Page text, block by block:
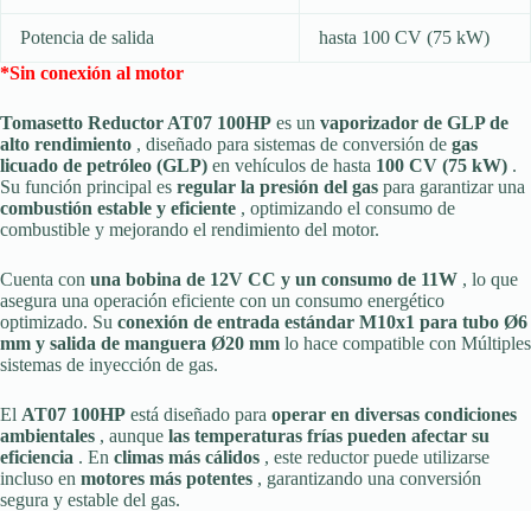
Potencia de salida
hasta 100 CV (75 kW)
*Sin conexión al motor
Tomasetto Reductor AT07 100HP es un vaporizador de GLP de
alto rendimiento , diseñado para sistemas de conversión de gas
licuado de petróleo (GLP) en vehículos de hasta 100 CV (75 kW) .
Su función principal es regular la presión del gas para garantizar una
combustión estable y eficiente , optimizando el consumo de
combustible y mejorando el rendimiento del motor.
Cuenta con una bobina de 12V CC y un consumo de 11W , lo que
asegura una operación eficiente con un consumo energético
optimizado. Su conexión de entrada estándar M10x1 para tubo Ø6
mm y salida de manguera Ø20 mm lo hace compatible con Múltiples
sistemas de inyección de gas.
El AT07 100HP está diseñado para operar en diversas condiciones
ambientales , aunque las temperaturas frías pueden afectar su
eficiencia . En climas más cálidos , este reductor puede utilizarse
incluso en motores más potentes , garantizando una conversión
segura y estable del gas.